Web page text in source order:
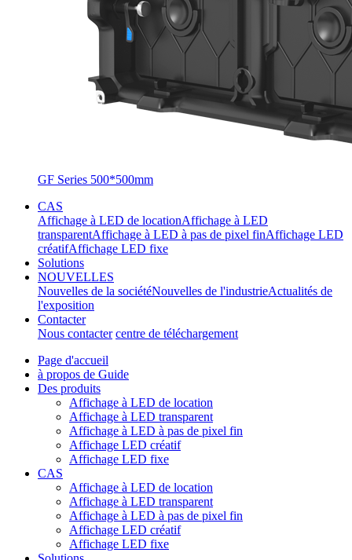
GF Series 500*500mm
CAS
Affichage à LED de locationAffichage à LED
transparentAffichage à LED à pas de pixel finAffichage LED
créatifAffichage LED fixe
Solutions
NOUVELLES
Nouvelles de la sociétéNouvelles de l'industrieActualités de
l'exposition
Contacter
Nous contacter centre de téléchargement
Page d'accueil
à propos de Guide
Des produits
Affichage à LED de location
Affichage à LED transparent
Affichage à LED à pas de pixel fin
Affichage LED créatif
Affichage LED fixe
CAS
Affichage à LED de location
Affichage à LED transparent
Affichage à LED à pas de pixel fin
Affichage LED créatif
Affichage LED fixe